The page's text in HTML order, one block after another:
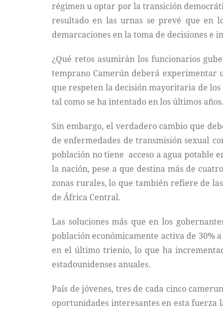
régimen u optar por la transición
resultado en las urnas se prevé que en
demarcaciones en la toma de decisiones e
¿Qué retos asumirán los funcionarios
temprano Camerún deberá experimentar
que respeten la decisión mayoritaria de
tal como se ha intentado en los últimos años.
Sin embargo, el verdadero cambio que
de enfermedades de transmisión sexual
población no tiene acceso a agua potable
la nación, pese a que destina más de
zonas rurales, lo que también refiere de
de África Central.
Las soluciones más que en los
población económicamente activa de 30%
en el último trienio, lo que ha
estadounidenses anuales.
País de jóvenes, tres de cada cinco
oportunidades interesantes en esta